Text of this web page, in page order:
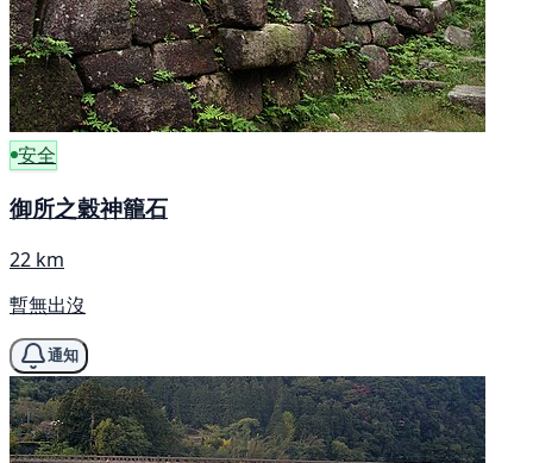
安全
御所之穀神籠石
22 km
暫無出沒
通知